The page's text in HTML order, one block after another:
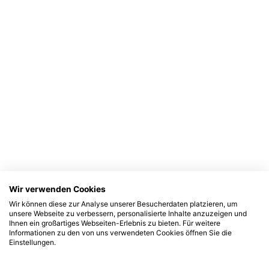
Wir verwenden Cookies
Wir können diese zur Analyse unserer Besucherdaten platzieren, um
unsere Webseite zu verbessern, personalisierte Inhalte anzuzeigen und
Ihnen ein großartiges Webseiten-Erlebnis zu bieten. Für weitere
Informationen zu den von uns verwendeten Cookies öffnen Sie die
Einstellungen.